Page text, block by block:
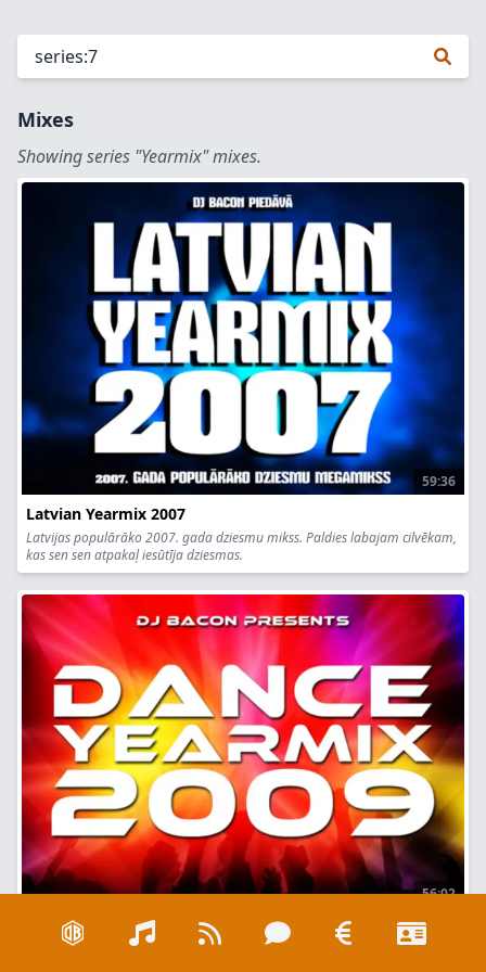
Mixes
Showing series "Yearmix" mixes.
59:36
Latvian Yearmix 2007
Latvijas populārāko 2007. gada dziesmu mikss. Paldies labajam cilvēkam,
kas sen sen atpakaļ iesūtīja dziesmas.
56:02
Dance Yearmix 2009
The best dance tracks of 2009 mixed in party mix by Dj Bacon.